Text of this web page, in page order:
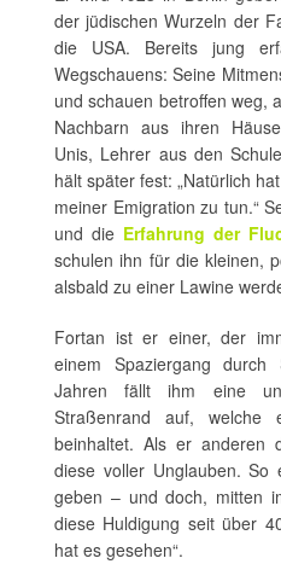
der jüdischen Wurzeln der
die USA. Bereits jung
Wegschauens: Seine
und schauen betroffen weg,
Nachbarn aus ihren
Unis, Lehrer aus den
hält später fest: „Natürlich
meiner Emigration zu tun.“
und die Erfahrung der
schulen ihn für die kleinen,
alsbald zu einer Lawine
Fortan ist er einer, der
einem Spaziergang
Jahren fällt ihm eine
Straßenrand auf,
beinhaltet. Als er anderen
diese voller Unglauben.
geben – und doch, mitten
diese Huldigung seit über
hat es gesehen“.